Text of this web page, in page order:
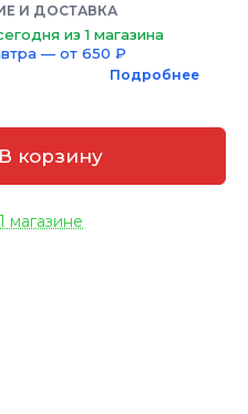
И ДОСТАВКА
из 1 магазина
— от 650 ₽
Подробнее
В корзину
магазине